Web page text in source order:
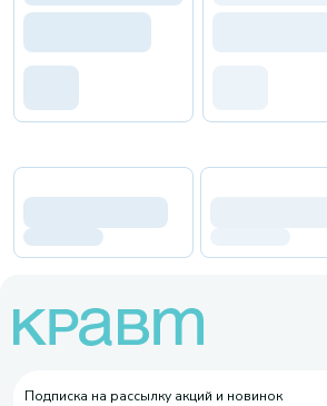
Подписка на рассылку акций и новинок